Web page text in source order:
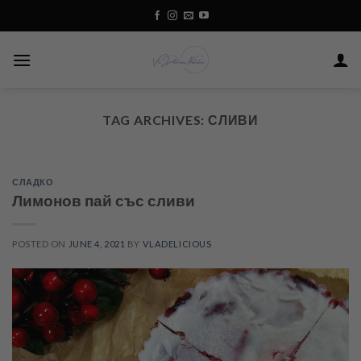
to
TAG ARCHIVES: СЛИВИ
СЛАДКО
Лимонов пай със сливи
POSTED ON JUNE 4, 2021 BY VLADELICIOUS